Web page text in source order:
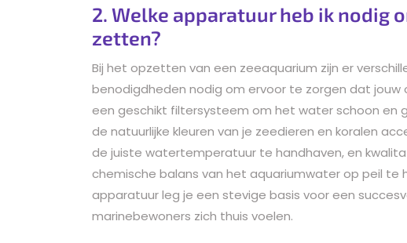
2. Welke apparatuur heb ik nodig
zetten?
Bij het opzetten van een zeeaquarium zijn er
benodigdheden nodig om ervoor te zorgen dat jouw
een geschikt filtersysteem om het water schoon en
de natuurlijke kleuren van je zeedieren en koralen
de juiste watertemperatuur te handhaven, en
chemische balans van het aquariumwater op peil te
apparatuur leg je een stevige basis voor een
marinebewoners zich thuis voelen.